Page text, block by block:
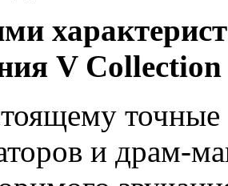
V
точные
и драм-